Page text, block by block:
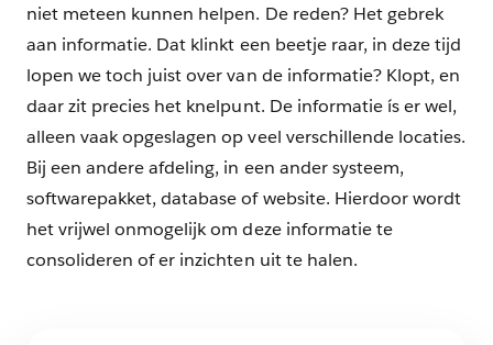
niet meteen kunnen helpen. De reden? Het gebrek
aan informatie. Dat klinkt een beetje raar, in deze tijd
lopen we toch juist over van de informatie? Klopt, en
daar zit precies het knelpunt. De informatie ís er wel,
alleen vaak opgeslagen op veel verschillende locaties.
Bij een andere afdeling, in een ander systeem,
softwarepakket, database of website. Hierdoor wordt
het vrijwel onmogelijk om deze informatie te
consolideren of er inzichten uit te halen.